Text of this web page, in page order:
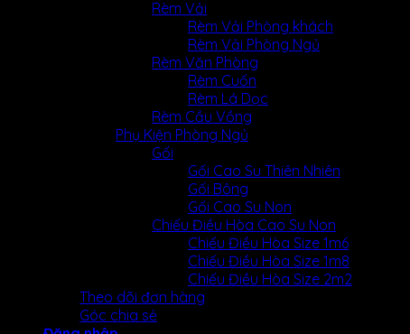
Rèm Vải
Rèm Vải Phòng khách
Rèm Vải Phòng Ngủ
Rèm Văn Phòng
Rèm Cuốn
Rèm Lá Dọc
Rèm Cầu Vồng
Phụ Kiện Phòng Ngủ
Gối
Gối Cao Su Thiên Nhiên
Gối Bông
Gối Cao Su Non
Chiếu Điều Hòa Cao Su Non
Chiếu Điều Hòa Size 1m6
Chiếu Điều Hòa Size 1m8
Chiếu Điều Hòa Size 2m2
Theo dõi đơn hàng
Góc chia sẻ